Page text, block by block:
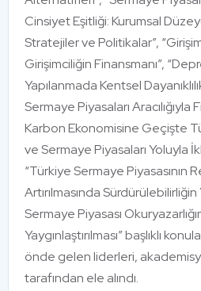
Cinsiyet Eşitliği: Kurumsal
Stratejiler ve Politikalar”,
Girişimciliğin Finansmanı”,
Yapılanmada Kentsel
Sermaye Piyasaları Aracılığıyla
Karbon Ekonomisine Geçişte
ve Sermaye Piyasaları Yoluyla
“Türkiye Sermaye Piyasasının
Artırılmasında Sürdürülebilirliğin
Sermaye Piyasası
Yaygınlaştırılması” başlıklı
önde gelen liderleri,
tarafından ele alındı.